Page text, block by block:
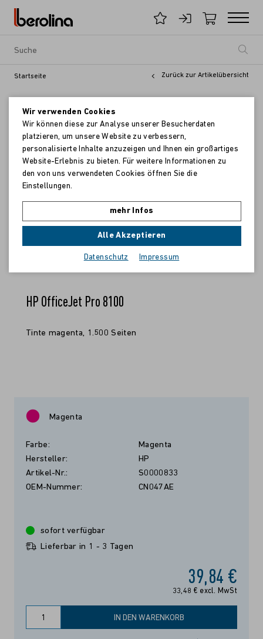
Startseite Zurück zur Artikelübersicht
HP OfficeJet Pro 8100
Tinte magenta, 1.500 Seiten
Magenta
Farbe:
Magenta
Hersteller:
HP
Artikel-Nr.:
S0000833
OEM-Nummer:
CN047AE
39,84 €
33,48 € excl. MwSt
sofort verfügbar
Lieferbar in 1 - 3 Tagen
IN DEN WARENKORB
Wir verwenden Cookies
Wir können diese zur Analyse unserer Besucherdaten
platzieren, um unsere Website zu verbessern,
personalisierte Inhalte anzuzeigen und Ihnen ein großartiges
Website-Erlebnis zu bieten. Für weitere Informationen zu
den von uns verwendeten Cookies öffnen Sie die
Einstellungen.
mehr Infos
Alle Akzeptieren
Datenschutz Impressum